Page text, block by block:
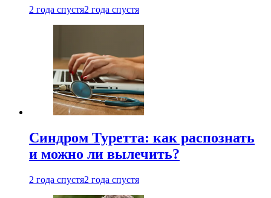
2 года спустя2 года спустя
Синдром Туретта: как распознать
и можно ли вылечить?
2 года спустя2 года спустя